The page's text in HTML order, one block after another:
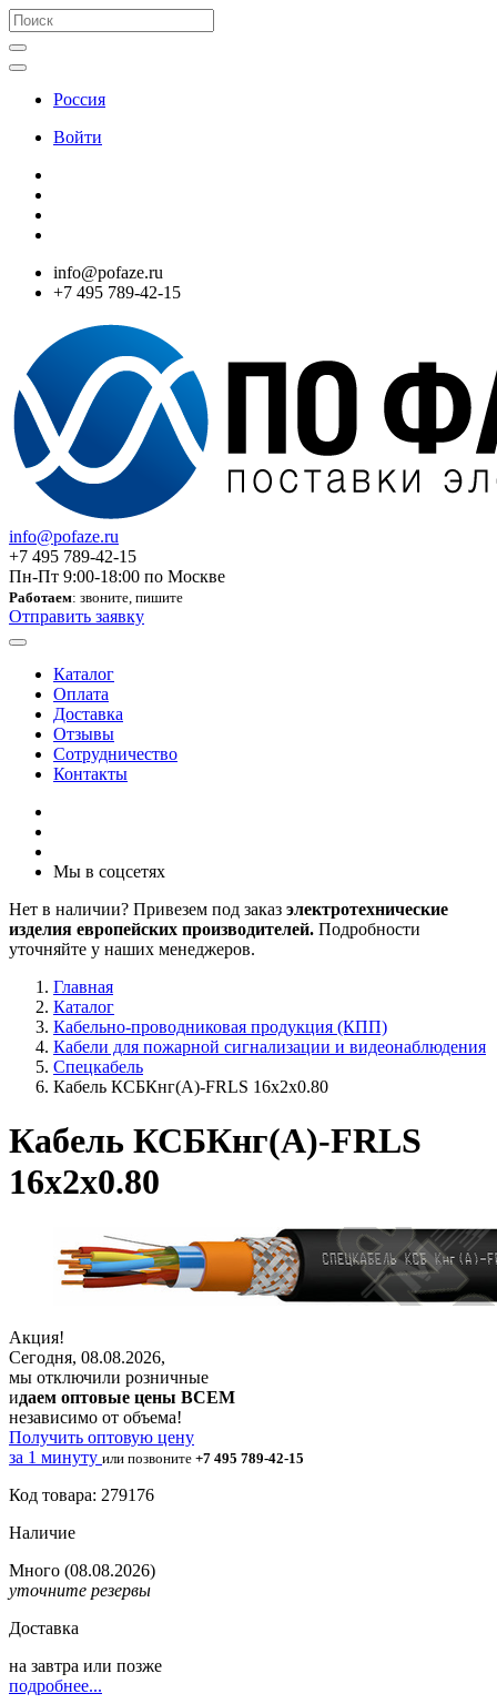
Россия
Войти
info@pofaze.ru
+7 495 789-42-15
info@pofaze.ru
+7 495 789-42-15
Пн-Пт 9:00-18:00 по Москве
Работаем: звоните, пишите
Отправить заявку
Каталог
Оплата
Доставка
Отзывы
Сотрудничество
Контакты
Мы в соцсетях
Нет в наличии? Привезем под заказ электротехнические
изделия европейских производителей. Подробности
уточняйте у наших менеджеров.
Главная
Каталог
Кабельно-проводниковая продукция (КПП)
Кабели для пожарной сигнализации и видеонаблюдения
Спецкабель
Кабель КСБКнг(А)-FRLS 16х2х0.80
Кабель КСБКнг(А)-FRLS
16х2х0.80
Акция!
Сегодня, 08.08.2026,
мы отключили розничные
идаем оптовые цены ВСЕМ
независимо от объема!
Получить оптовую цену
за 1 минуту или позвоните +7 495 789-42-15
Код товара: 279176
Наличие
Много (08.08.2026)
уточните резервы
Доставка
на завтра или позже
подробнее...